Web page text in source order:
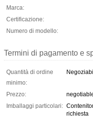
Marca:
Certificazione:
Numero di modello:
Termini di pagamento e
Quantità di ordine
minimo:
Prezzo:
Imballaggi particolari:
richiesta